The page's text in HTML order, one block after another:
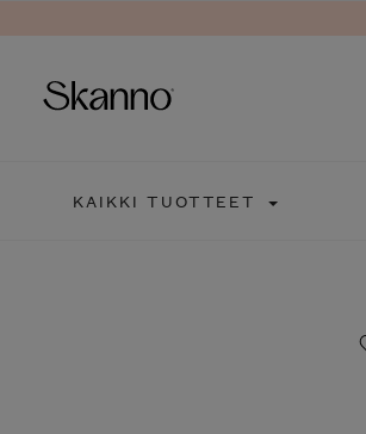
KAIKKI TUOTTEET